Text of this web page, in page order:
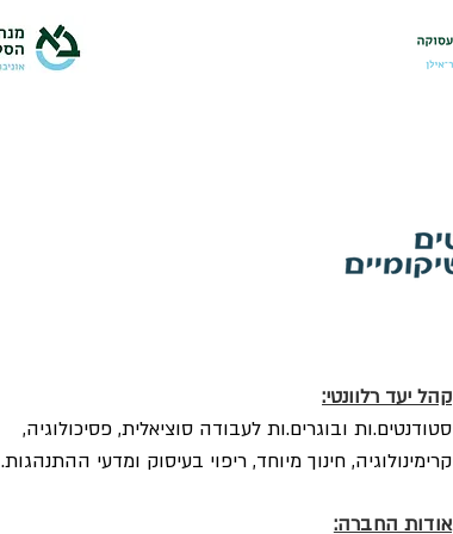
קהל יעד רלוונטי:
​​סטודנטים.ות ובוגרים.ות לעבודה סוציאלית, פסיכולוגיה,
קרימינולוגיה, חינוך מיוחד, ריפוי בעיסוק ומדעי ההתנהגות.
:אודות החברה